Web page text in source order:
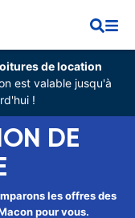
de location
est valable jusqu'à
!
DE
les offres des
pour vous.